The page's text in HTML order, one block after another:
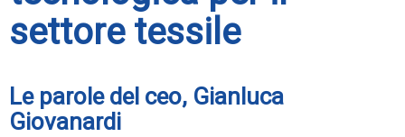
settore tessile
Le parole del ceo, Gianluca
Giovanardi